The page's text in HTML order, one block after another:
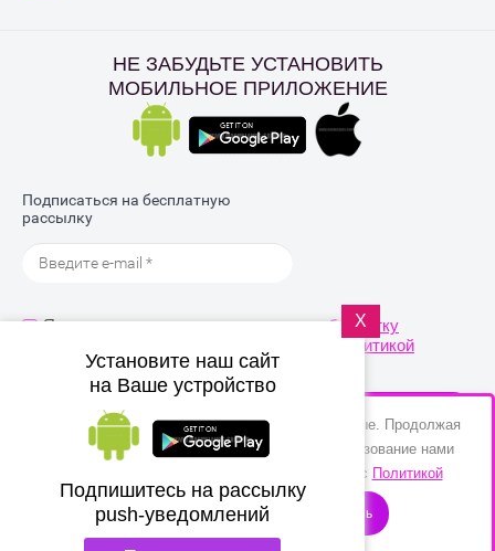
НЕ ЗАБУДЬТЕ УСТАНОВИТЬ
МОБИЛЬНОЕ ПРИЛОЖЕНИЕ
Подписаться на бесплатную
рассылку
Я выражаюсогласие на передачу и обработку
Политикой
конфиденциальности
© 2017 - 2026 MarmeLand
Политика конфиденциальности
Этот сайт использует файлы cookie и метаданные. Продолжая
просматривать его, вы соглашаетесь на использование нами
файлов cookie и метаданных в соответствии с Политикой
обработки файлов cookie Продолжить
X
Установите наш сайт
на Ваше устройство
Подпишитесь на рассылку
push-уведомлений